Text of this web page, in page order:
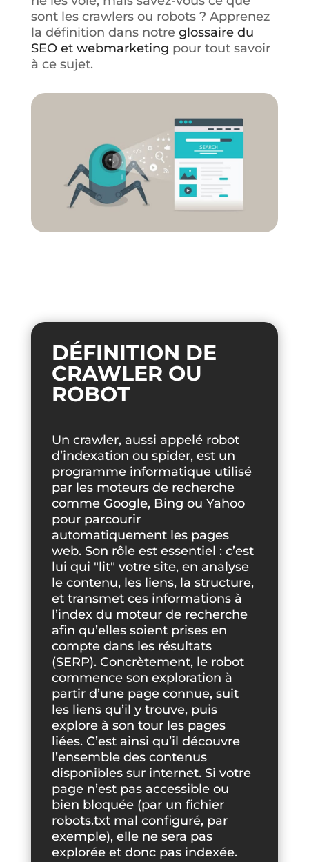
sont les crawlers ou robots ? Apprenez
la définition dans notre glossaire du
SEO et webmarketing pour tout savoir
à ce sujet.
DÉFINITION DE
CRAWLER OU
ROBOT
Un crawler, aussi appelé robot
d’indexation ou spider, est un
programme informatique utilisé
par les moteurs de recherche
comme Google, Bing ou Yahoo
pour parcourir
automatiquement les pages
web. Son rôle est essentiel : c’est
lui qui "lit" votre site, en analyse
le contenu, les liens, la structure,
et transmet ces informations à
l’index du moteur de recherche
afin qu’elles soient prises en
compte dans les résultats
(SERP). Concrètement, le robot
commence son exploration à
partir d’une page connue, suit
les liens qu’il y trouve, puis
explore à son tour les pages
liées. C’est ainsi qu’il découvre
l’ensemble des contenus
disponibles sur internet. Si votre
page n’est pas accessible ou
bien bloquée (par un fichier
robots.txt mal configuré, par
exemple), elle ne sera pas
explorée et donc pas indexée.